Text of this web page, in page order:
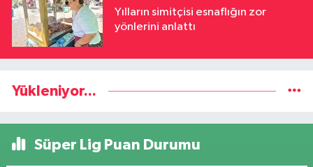
Yılların simitçisi esnaflığın zor
yönlerini anlattı
Yükleniyor...
Süper Lig Puan Durumu